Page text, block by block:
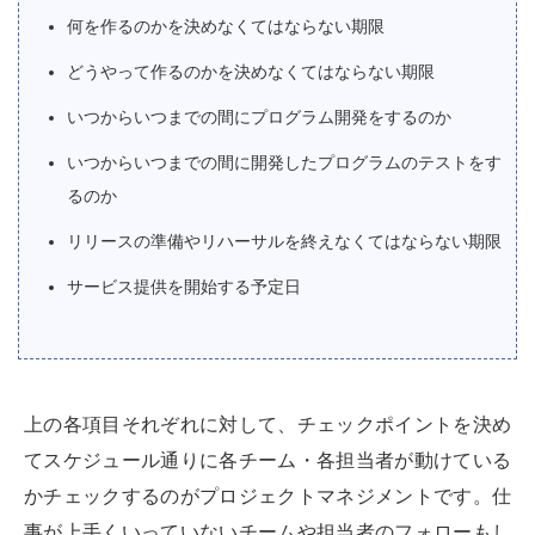
何を作るのかを決めなくてはならない期限
どうやって作るのかを決めなくてはならない期限
いつからいつまでの間にプログラム開発をするのか
いつからいつまでの間に開発したプログラムのテストをす
るのか
リリースの準備やリハーサルを終えなくてはならない期限
サービス提供を開始する予定日
上の各項目それぞれに対して、チェックポイントを決め
てスケジュール通りに各チーム・各担当者が動けている
かチェックするのがプロジェクトマネジメントです。仕